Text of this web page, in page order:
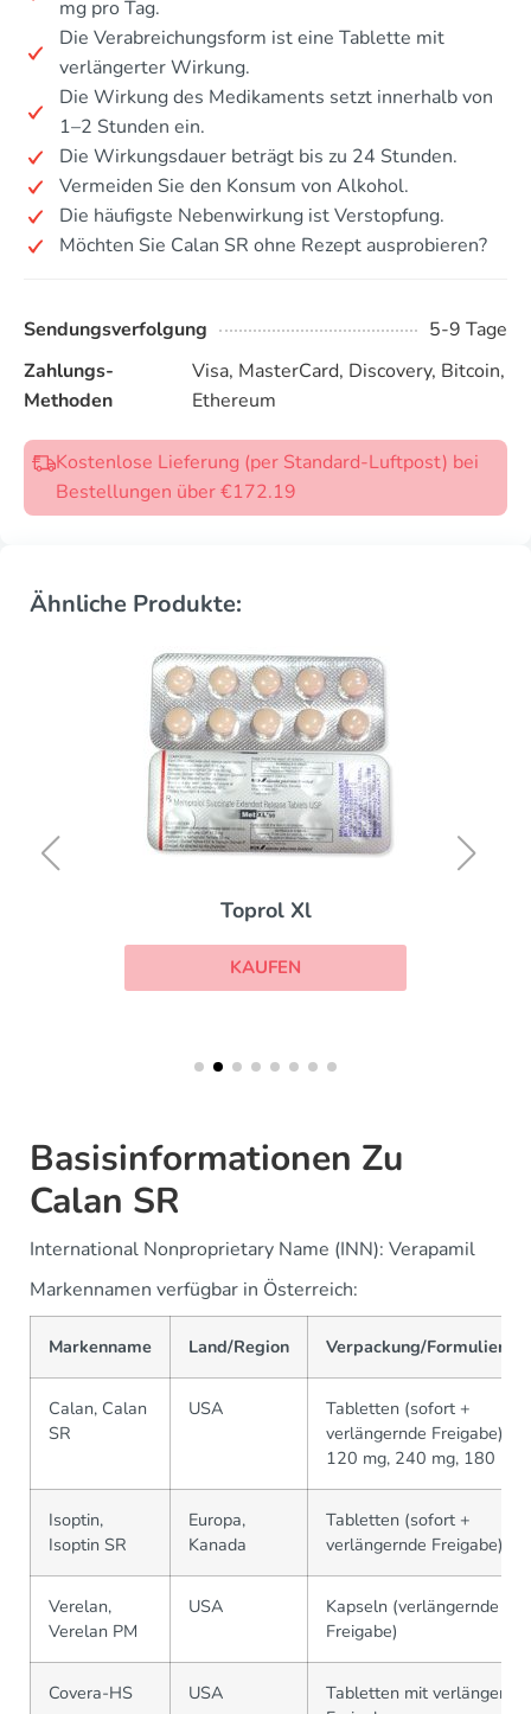
mg pro Tag.
Die Verabreichungsform ist eine Tablette mit
verlängerter Wirkung.
Die Wirkung des Medikaments setzt innerhalb von
1–2 Stunden ein.
Die Wirkungsdauer beträgt bis zu 24 Stunden.
Vermeiden Sie den Konsum von Alkohol.
Die häufigste Nebenwirkung ist Verstopfung.
Möchten Sie Calan SR ohne Rezept ausprobieren?
Sendungsverfolgung
5-9 Tage
Zahlungs-
Methoden
Visa, MasterCard, Discovery, Bitcoin,
Ethereum
Kostenlose Lieferung (per Standard-Luftpost) bei
Bestellungen über €172.19
Ähnliche Produkte:
Toprol Xl
KAUFEN
Basisinformationen Zu
Calan SR
International Nonproprietary Name (INN): Verapamil
Markennamen verfügbar in Österreich:
Markenname Land/Region Verpackung/
Calan, Calan
SR
USA
Tabletten (sofort +
verlängernde Freigabe),
120 mg, 240 mg, 180 mg
Isoptin,
Isoptin SR
Europa,
Kanada
Tabletten (sofort +
verlängernde Freigabe)
Verelan,
Verelan PM
USA
Kapseln (verlängernde
Freigabe)
Covera-HS USA
Tabletten mit verlängerter